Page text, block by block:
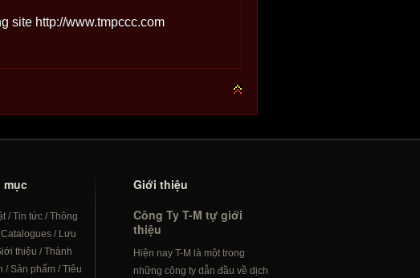
site http://www.tmpccc.com
mục
/Tin tức/Thông
Catalogues/ Lưu
thiệu /Thành
/Sản phẩm/Tiêu
Giới thiệu
Công Ty T-M tự giới
thiệu
Hiện nay T-M là một trong
những công ty dẫn đầu về dịch